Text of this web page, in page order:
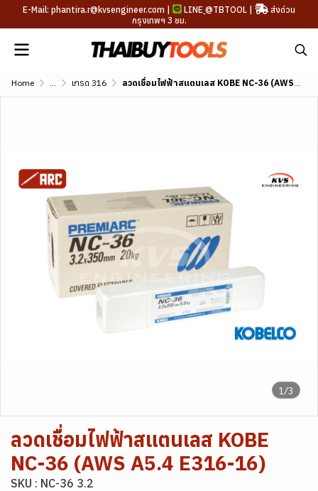
E-Mail: phantira.r@kvsengineer.com | LINE @TBTOOL |
ส่งด่วน
กรุงเทพฯ 3 ชม.
Home ... เกรด 316 ลวดเชื่อมไฟฟ้าสแตนเลส KOBE NC-36 (AWS A5.4 E316-16)
1/3
ลวดเชื่อมไฟฟ้าสแตนเลส KOBE
NC-36 (AWS A5.4 E316-16)
SKU : NC-36 3.2